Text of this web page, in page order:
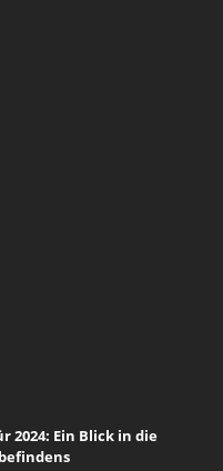
2024: Ein Blick in die